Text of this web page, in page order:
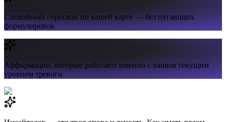
Спокойный гороскоппо вашей карте — без пугающих
формулировок
Аффирмации,которые работают именно с вашим текущим
уровнем тревоги